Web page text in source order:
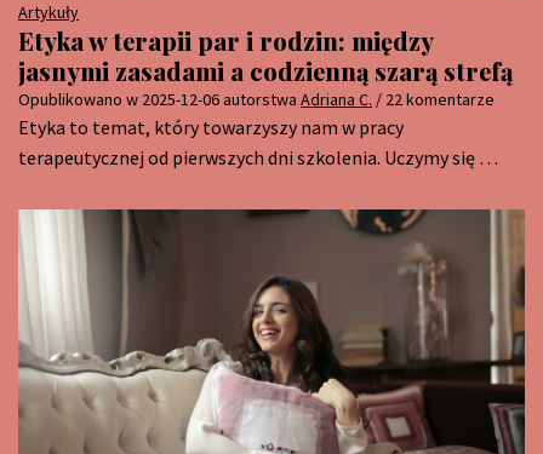
Artykuły
Etyka w terapii par i rodzin: między
jasnymi zasadami a codzienną szarą strefą
Opublikowano w 2025-12-06autorstwa Adriana C. / 22 komentarze
Etyka to temat, który towarzyszy nam w pracy
terapeutycznej od pierwszych dni szkolenia. Uczymy się …